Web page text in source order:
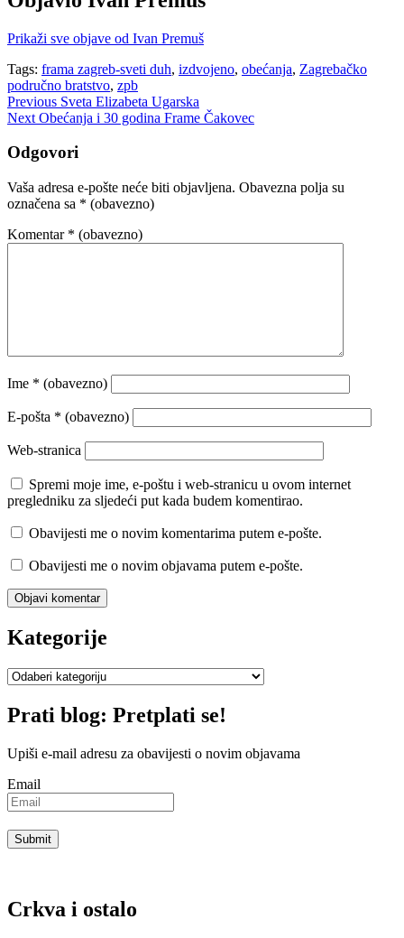
Prikaži sve objave od Ivan Premuš
Tags: frama zagreb-sveti duh, izdvojeno, obećanja, Zagrebačko
područno bratstvo, zpb
Navigacija
objava
Previous Sveta Elizabeta Ugarska
Next Obećanja i 30 godina Frame Čakovec
Odgovori
Vaša adresa e-pošte neće biti objavljena. Obavezna polja su
označena sa * (obavezno)
Komentar * (obavezno)
Ime * (obavezno)
E-pošta * (obavezno)
Web-stranica
Spremi moje ime, e-poštu i web-stranicu u ovom internet
pregledniku za sljedeći put kada budem komentirao.
Obavijesti me o novim komentarima putem e-pošte.
Obavijesti me o novim objavama putem e-pošte.
Kategorije
Kategorije
Prati blog: Pretplati se!
Upiši e-mail adresu za obavijesti o novim objavama
Email
Crkva i ostalo